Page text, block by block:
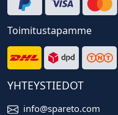
Toimitustapamme
YHTEYSTIEDOT
info@spareto.com